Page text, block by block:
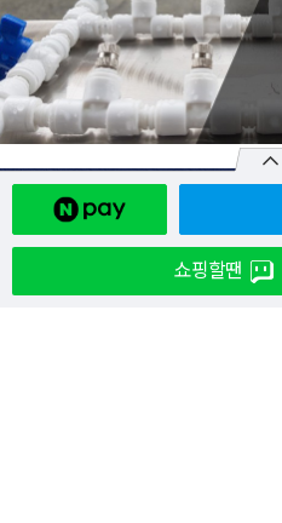
쇼핑할땐